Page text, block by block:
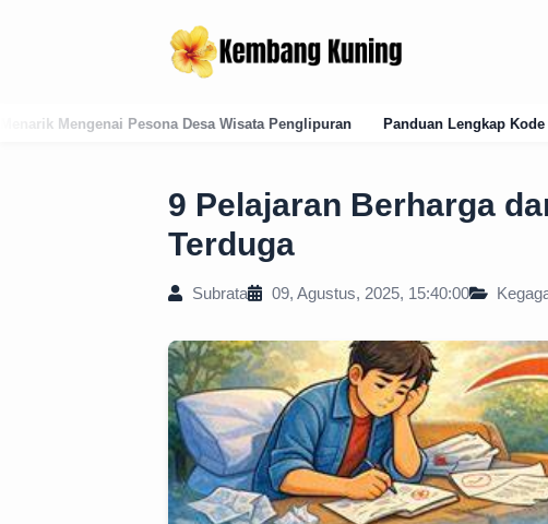
Penglipuran Panduan Lengkap Kode Pos Karangasem: Struktur,
9 Pelajaran Berharga
Terduga
Subrata 09, Agustus, 2025, 15:40:00